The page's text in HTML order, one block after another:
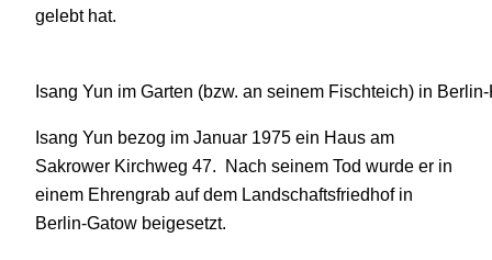
gelebt hat.
Isang Yun im Garten (bzw. an seinem Fischteich) in
Isang Yun bezog im Januar 1975 ein Haus am
Sakrower Kirchweg 47. Nach seinem Tod wurde er in
einem Ehrengrab auf dem Landschaftsfriedhof in
Berlin-Gatow beigesetzt.